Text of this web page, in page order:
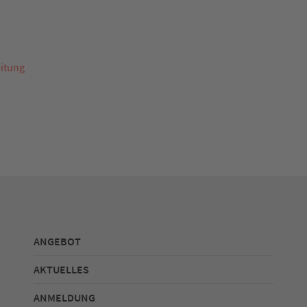
ANGEBOT
AKTUELLES
ANMELDUNG